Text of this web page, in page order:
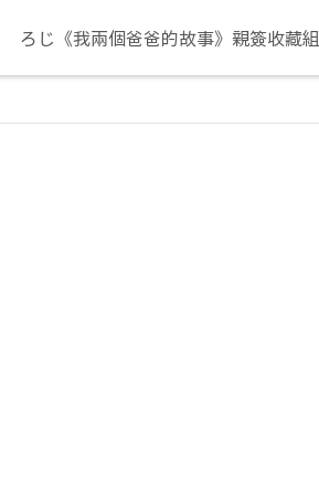
ろじ《我兩個爸爸的故事》親簽收藏組